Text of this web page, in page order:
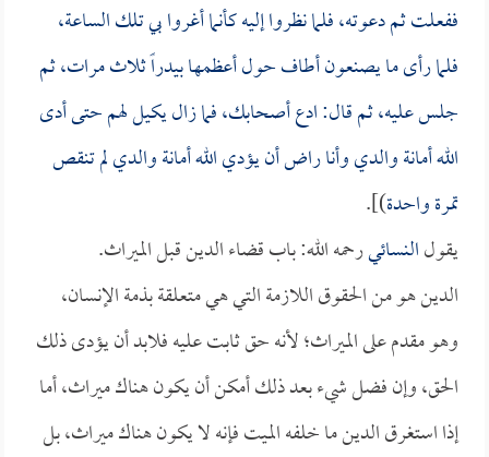
ففعلت ثم دعوته، فلما نظروا إليه كأنما أغروا بي تلك الساعة،
فلما رأى ما يصنعون أطاف حول أعظمها بيدراً ثلاث مرات، ثم
جلس عليه، ثم قال: ادع أصحابك، فما زال يكيل لهم حتى أدى
الله أمانة والدي وأنا راض أن يؤدي الله أمانة والدي لم تنقص
تمرة واحدة)].
يقولالنسائيرحمه الله: باب قضاء الدين قبل الميراث.
الدين هو من الحقوق اللازمة التي هي متعلقة بذمة الإنسان،
وهو مقدم على الميراث؛ لأنه حق ثابت عليه فلابد أن يؤدى ذلك
الحق، وإن فضل شيء بعد ذلك أمكن أن يكون هناك ميراث، أما
إذا استغرق الدين ما خلفه الميت فإنه لا يكون هناك ميراث، بل